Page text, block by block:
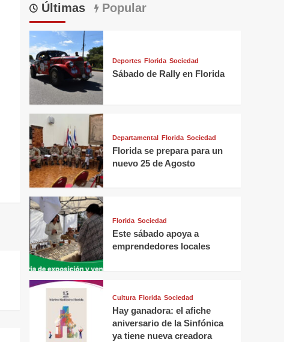
Últimas Popular
Deportes Florida Sociedad
Sábado de Rally en Florida
Departamental Florida Sociedad
Florida se prepara para un
nuevo 25 de Agosto
Florida Sociedad
Este sábado apoya a
emprendedores locales
Cultura Florida Sociedad
Hay ganadora: el afiche
aniversario de la Sinfónica
ya tiene nueva creadora